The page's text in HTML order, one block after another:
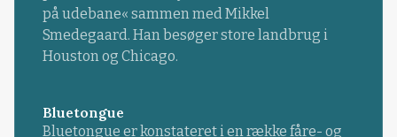
på udebane« sammen med Mikkel
Smedegaard. Han besøger store landbrug i
Houston og Chicago.
Bluetongue
Bluetongue er konstateret i en række fåre- og